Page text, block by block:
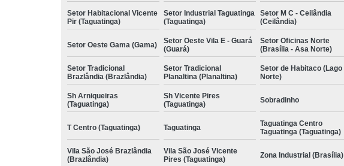
Setor Habitacional Vicente
Pir (Taguatinga)
Setor Industrial Taguatinga
(Taguatinga)
Setor M C - Ceilândia
(Ceilândia)
Setor Oeste Gama (Gama)
Setor Oeste Vila E - Guará
(Guará)
Setor Oficinas Norte
(Brasília - Asa Norte)
Setor Tradicional
Brazlândia (Brazlândia)
Setor Tradicional
Planaltina (Planaltina)
Setor de Habitaco (Lago
Norte)
Sh Arniqueiras
(Taguatinga)
Sh Vicente Pires
(Taguatinga)
Sobradinho
T Centro (Taguatinga) Taguatinga
Taguatinga Centro
Taguatinga (Taguatinga)
Vila São José Brazlândia
(Brazlândia)
Vila São José Vicente
Pires (Taguatinga)
Zona Industrial (Brasília)